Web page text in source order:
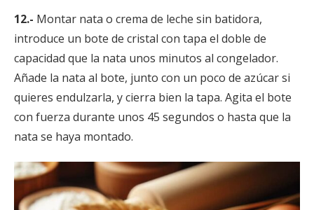
12.- Montar nata o crema de leche sin batidora,
introduce un bote de cristal con tapa el doble de
capacidad que la nata unos minutos al congelador.
Añade la nata al bote, junto con un poco de azúcar si
quieres endulzarla, y cierra bien la tapa. Agita el bote
con fuerza durante unos 45 segundos o hasta que la
nata se haya montado.